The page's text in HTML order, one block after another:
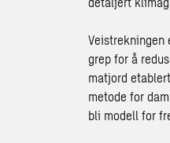
Veistrekningen
grep for å
matjord
metode for
bli modell for